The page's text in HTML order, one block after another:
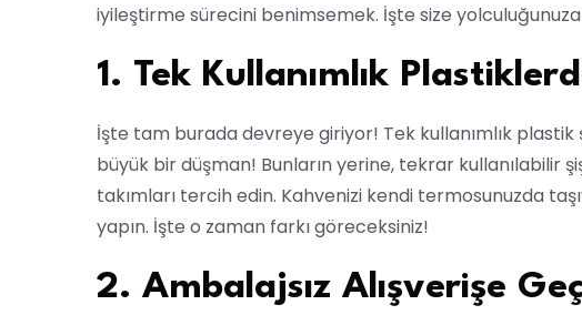
iyileştirme sürecini benimsemek. İşte size yolculuğunuza
1. Tek Kullanımlık
İşte tam burada devreye giriyor! Tek kullanımlık plastik
büyük bir düşman! Bunların yerine, tekrar kullanılabilir
takımları tercih edin. Kahvenizi kendi termosunuzda
yapın. İşte o zaman farkı göreceksiniz!
2. Ambalajsız Alışverişe